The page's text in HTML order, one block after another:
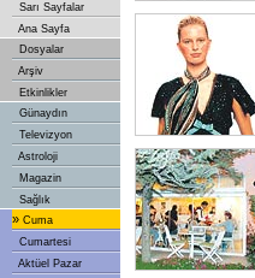
Sarı Sayfalar
Ana Sayfa
Dosyalar
Arşiv
Etkinlikler
Günaydın
Televizyon
Astroloji
Magazin
Sağlık
» Cuma
Cumartesi
Aktüel Pazar